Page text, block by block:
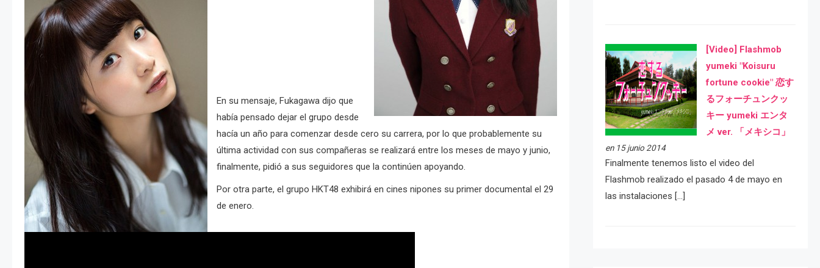
En su mensaje, Fukagawa dijo que
había pensado dejar el grupo desde
hacía un año para comenzar desde cero su carrera, por lo que probablemente su
última actividad con sus compañeras se realizará entre los meses de mayo y junio,
finalmente, pidió a sus seguidores que la continúen apoyando.
Por otra parte, el grupo HKT48 exhibirá en cines nipones su primer documental el 29
de enero.
[Video] Flashmob
yumeki "Koisuru
fortune cookie" 恋す
るフォーチュンクッ
キー yumeki エンタ
メ ver. 「メキシコ」
en 15 junio 2014
Finalmente tenemos listo el video del
Flashmob realizado el pasado 4 de mayo en
las instalaciones […]